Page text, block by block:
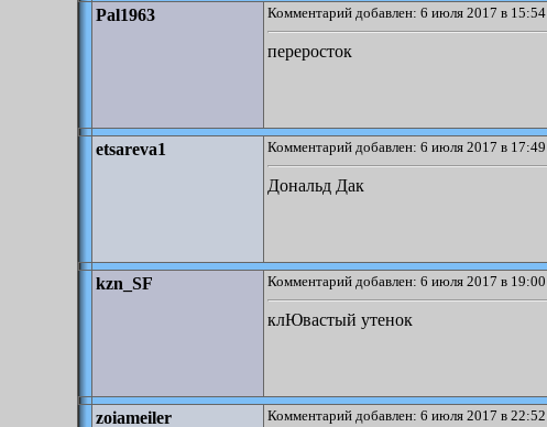
Pal1963 Комментарий добавлен: 6 июля 2017 в 15:54
переросток
etsareva1 Комментарий добавлен: 6 июля 2017 в 17:49
Дональд Дак
kzn_SF Комментарий добавлен: 6 июля 2017 в 19:00
клЮвастый утенок
zoiameiler Комментарий добавлен: 6 июля 2017 в 22:52